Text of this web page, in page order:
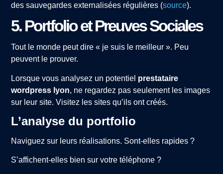
des sauvegardes externalisées régulières (source).
5. Portfolio et Preuves Sociales
Tout le monde peut dire « je suis le meilleur ». Peu
peuvent le prouver.
Lorsque vous analysez un potentiel prestataire
wordpress lyon, ne regardez pas seulement les images
sur leur site. Visitez les sites qu’ils ont créés.
L’analyse du portfolio
Naviguez sur leurs réalisations. Sont-elles rapides ?
S’affichent-elles bien sur votre téléphone ?